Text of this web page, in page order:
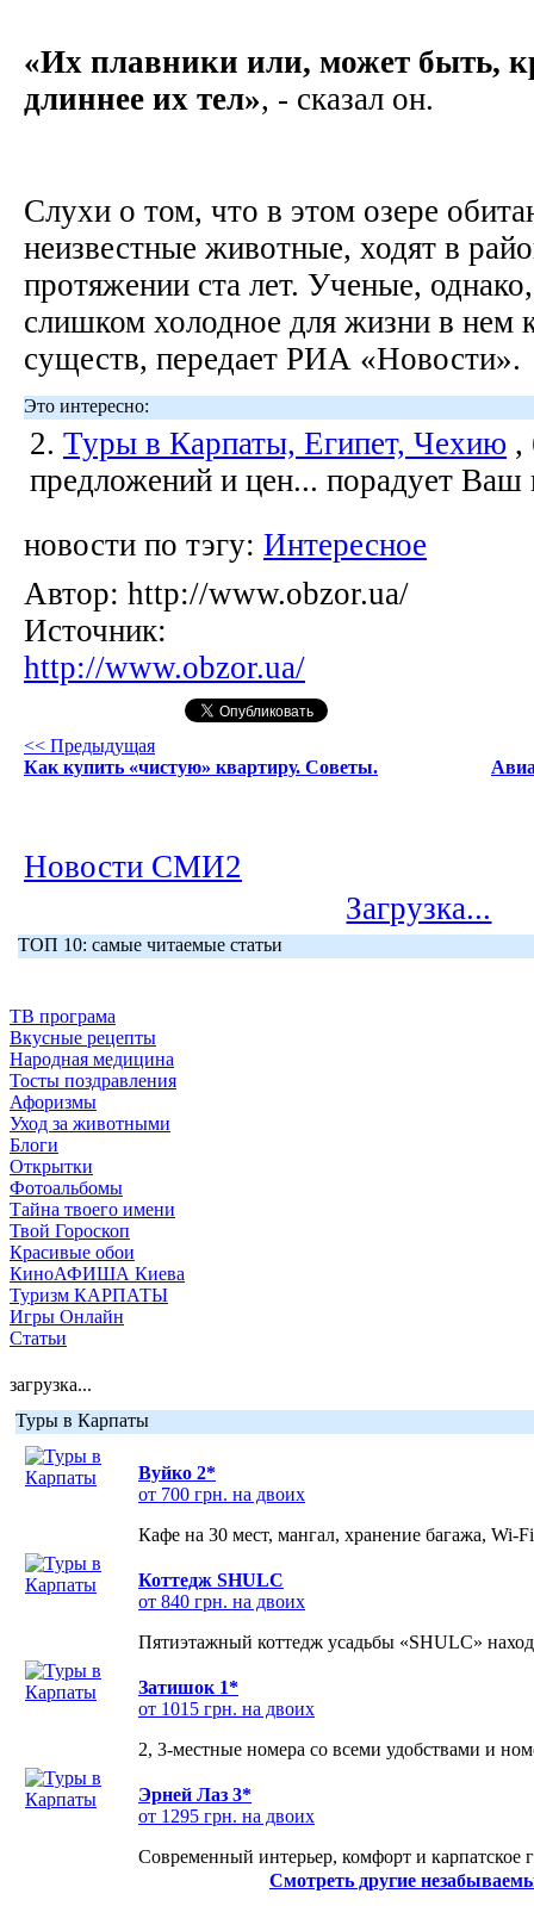
«Их плавники или, может быть,
длиннее их тел», - сказал он.
Слухи о том, что в этом озере
неизвестные животные, ходят в
протяжении ста лет. Ученые,
слишком холодное для жизни в нем
существ, передает РИА «Новости».
Это интересно:
2. Туры в Карпаты, Египет, Чехию ,
предложений и цен... порадует Ваш
новости по тэгу: Интересное
Автор: http://www.obzor.ua/
Источник:
http://www.obzor.ua/
<< Предыдущая
Как купить «чистую» квартиру. Советы.
Новости СМИ2
Загрузка...
ТОП 10: самые читаемые статьи
ТВ програма
Вкусные рецепты
Народная медицина
Тосты поздравления
Афоризмы
Уход за животными
Блоги
Открытки
Фотоальбомы
Тайна твоего имени
Твой Гороскоп
Красивые обои
КиноАФИША Киева
Туризм КАРПАТЫ
Игры Онлайн
Статьи
загрузка...
Туры в Карпаты
Вуйко 2*
от 700 грн. на двоих
Кафе на 30 мест, мангал, хранение багажа, Wi-
Коттедж SHULC
от 840 грн. на двоих
Пятиэтажный коттедж усадьбы «SHULC»
Затишок 1*
от 1015 грн. на двоих
2, 3-местные номера со всеми удобствами и
Эрней Лаз 3*
от 1295 грн. на двоих
Современный интерьер, комфорт и карпатское
Смотреть другие